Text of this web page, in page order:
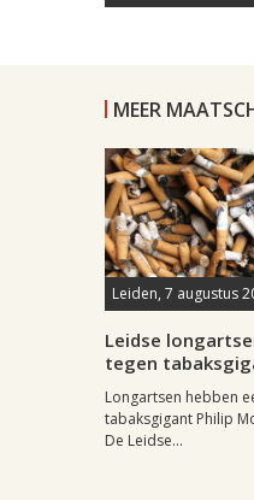
MEER
Leiden, 7 augustus
Leidse
tegen
Longartsen hebben
tabaksgigant Philip
De Leidse...